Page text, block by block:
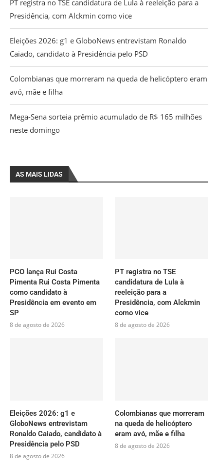
PT registra no TSE candidatura de Lula à reeleição para a
Presidência, com Alckmin como vice
Eleições 2026: g1 e GloboNews entrevistam Ronaldo
Caiado, candidato à Presidência pelo PSD
Colombianas que morreram na queda de helicóptero eram
avó, mãe e filha
Mega-Sena sorteia prêmio acumulado de R$ 165 milhões
neste domingo
AS MAIS LIDAS
PCO lança Rui Costa
Pimenta Rui Costa Pimenta
como candidato à
Presidência em evento em
SP
8 de agosto de 2026
PT registra no TSE
candidatura de Lula à
reeleição para a
Presidência, com Alckmin
como vice
8 de agosto de 2026
Eleições 2026: g1 e
GloboNews entrevistam
Ronaldo Caiado, candidato à
Presidência pelo PSD
8 de agosto de 2026
Colombianas que morreram
na queda de helicóptero
eram avó, mãe e filha
8 de agosto de 2026